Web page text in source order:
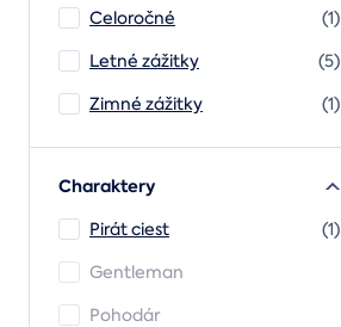
Celoročné
(1)
Letné zážitky
(5)
Zimné zážitky
(1)
Charaktery
Pirát ciest
(1)
Gentleman
Pohodár